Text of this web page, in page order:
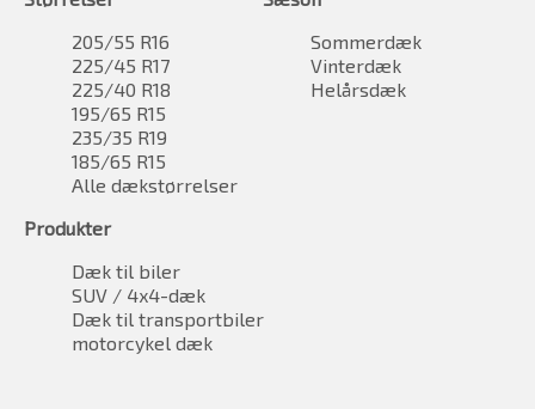
205/55 R16
225/45 R17
225/40 R18
195/65 R15
235/35 R19
185/65 R15
Alle dækstørrelser
Sommerdæk
Vinterdæk
Helårsdæk
Produkter
Dæk til biler
SUV / 4x4-dæk
Dæk til transportbiler
motorcykel dæk